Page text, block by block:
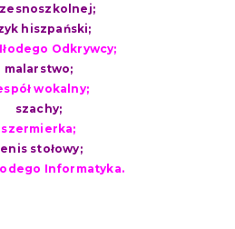
hiszpański;
Odkrywcy;
malarstwo;
wokalny;
szachy;
szermierka;
stołowy;
Informatyka.